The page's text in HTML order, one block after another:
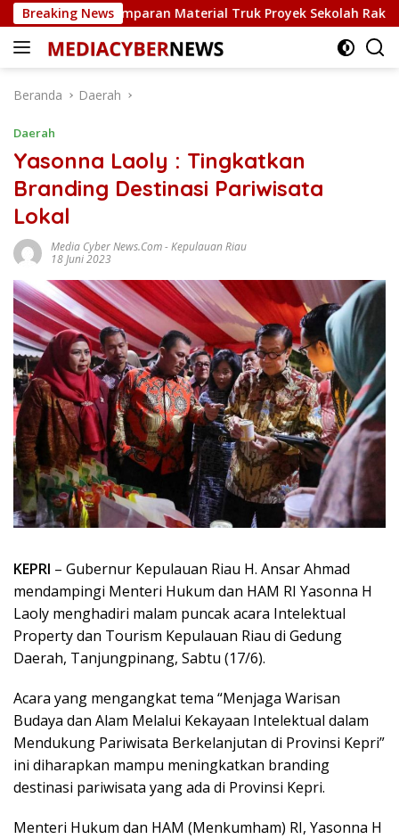
Langsung
ke
konten
Breaking News
Lemparan Material Truk Proyek Sekolah Rakyat di
Beranda Daerah
Daerah
Yasonna Laoly : Tingkatkan
Branding Destinasi Pariwisata
Lokal
Media Cyber News.Com-Kepulauan Riau
18 Juni 2023
KEPRI – Gubernur Kepulauan Riau H. Ansar Ahmad
mendampingi Menteri Hukum dan HAM RI Yasonna H
Laoly menghadiri malam puncak acara Intelektual
Property dan Tourism Kepulauan Riau di Gedung
Daerah, Tanjungpinang, Sabtu (17/6).
Acara yang mengangkat tema “Menjaga Warisan
Budaya dan Alam Melalui Kekayaan Intelektual dalam
Mendukung Pariwisata Berkelanjutan di Provinsi Kepri”
ini diharapkan mampu meningkatkan branding
destinasi pariwisata yang ada di Provinsi Kepri.
Menteri Hukum dan HAM (Menkumham) RI, Yasonna H